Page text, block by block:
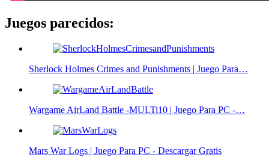
Juegos parecidos:
Sherlock Holmes Crimes and Punishments | Juego Para…
Wargame AirLand Battle -MULTi10 | Juego Para PC -…
Mars War Logs | Juego Para PC - Descargar Gratis